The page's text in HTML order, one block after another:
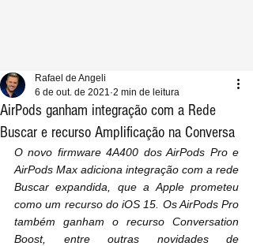
AirPods ganham integração com a Rede
Buscar e recurso Amplificação na Conversa
Rafael de Angeli
6 de out. de 2021 2 min de leitura
O novo firmware 4A400 dos AirPods Pro e
AirPods Max adiciona integração com a rede
Buscar expandida, que a Apple prometeu
como um recurso do iOS 15. Os AirPods Pro
também ganham o recurso Conversation
Boost, entre outras novidades de